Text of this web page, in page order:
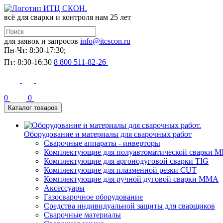
всё для сварки и контроля нам 25 лет
для заявок и запросов info@itcscon.ru
Пн-Чт: 8:30-17:30;
Пт: 8:30-16:30 8 800 511-82-26
0 0
Каталог товаров
Оборудование и материалы для сварочных работ
Сварочные аппараты - инверторы
Комплектующие для полуавтоматической сварки
Комплектующие для аргонодуговой сварки TIG
Комплектующие для плазменной резки CUT
Комплектующие для ручной дуговой сварки MMA
Аксессуары
Газосварочное оборудование
Средства индивидуальной защиты для сварщиков
Сварочные материалы